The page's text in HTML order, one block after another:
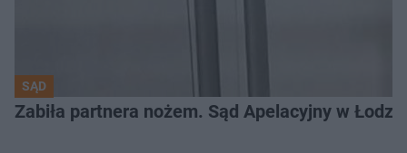
SĄD
Zabiła partnera nożem. Sąd Apelacyjny w Łodzi